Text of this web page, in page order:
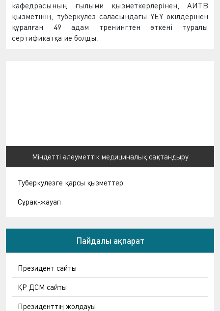
кафедрасының ғылыми қызметкерлерінен, АИТВ
қызметінің, туберкулез саласындағы ҮЕҰ өкілдерінен
құралған 49 адам тренингтен өткені туралы
сертификатқа ие болды.
Міндетті әлеуметтік медициналық сақтандыру
Туберкулезге қарсы қызметтер
Сұрақ-жауап
Пайдалы ақпарат
Президент сайты
ҚР ДСМ сайты
Президенттің жолдауы